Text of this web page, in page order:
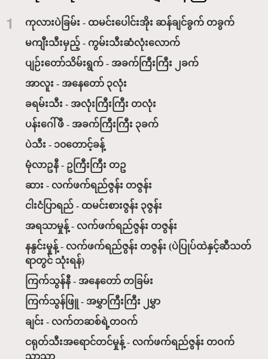
1
ကုလားပဲခြမ်း - ထမင်းပေါင်းအိုး ဆန်ချင်ခွက် တခွက်
မကျီးသီးမှည့် - ကွမ်းသီးဆံလုံးလောက်
ပျဉ်းတော်သိမ်းရွက် - အခက်ကြီးကြီး ၂ခက်
အာလူး - အနေတော် ၃လုံး
ခရမ်းသီး - အလုံးကြီးကြီး တလုံး
ပန်းဂေါ်ဖီ - အခက်ကြီးကြီး ၃ခက်
ပဲသီး - ၁၀တောင့်ခန့်
မုံလာဥနီ - ဥကြီးကြီး တဥ
ဆား - လက်ဖက်ရည်ဇွန်း တဇွန်း
ငါးငံပြာရည် - ထမင်းစားဇွန်း ၃ဇွန်း
အရသာမှုန့် - လက်ဖက်ရည်ဇွန်း တဇွန်း
နနွင်းမှုန့် - လက်ဖက်ရည်ဇွန်း တဇွန်း (ပဲပြုပ်ထဲနှင့်ဆီသတ်
ရာတွင် သုံးရန်)
ကြက်သွန်နီ - အနေတော် တခြမ်း
ကြက်သွန်ဖြူ - အမွှာကြီးကြီး ၂မွှာ
ချင်း - လက်တဆစ်ရဲ့တဝက်
ငရုတ်သီးအရောင်တင်မှုန့် - လက်ဖက်ရည်ဇွန်း တဝက်
သာသာ